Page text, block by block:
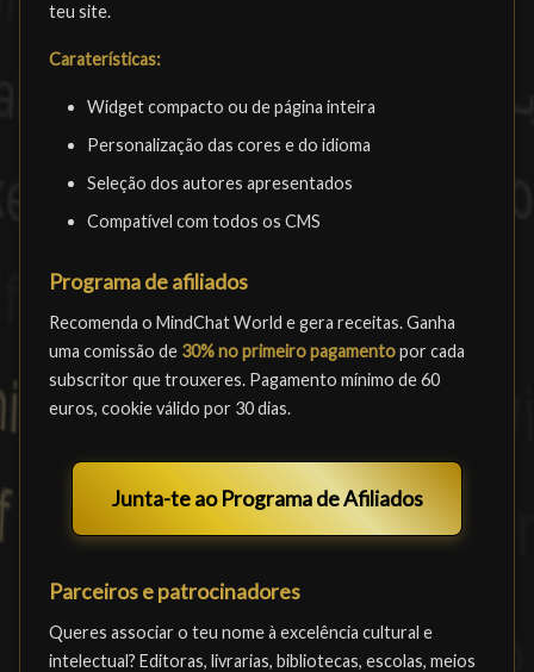
teu site.
Caraterísticas:
Widget compacto ou de página inteira
Personalização das cores e do idioma
Seleção dos autores apresentados
Compatível com todos os CMS
Programa de afiliados
Recomenda o MindChat World e gera receitas. Ganha
uma comissão de 30% no primeiro pagamentopor cada
subscritor que trouxeres. Pagamento mínimo de 60
euros, cookie válido por 30 dias.
Junta-te ao Programa de Afiliados
Parceiros e patrocinadores
Queres associar o teu nome à excelência cultural e
intelectual? Editoras, livrarias, bibliotecas, escolas, meios